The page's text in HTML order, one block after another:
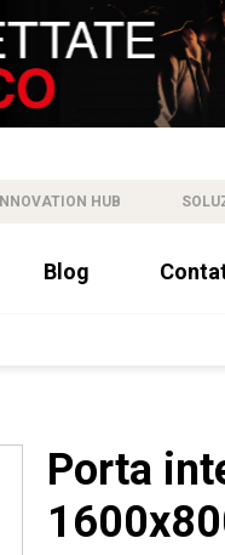
INNOVATION HUB
Blog
Porta